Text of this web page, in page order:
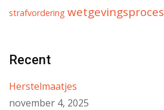
strafvordering wetgevingsproces
Recent
Herstelmaatjes
november 4, 2025